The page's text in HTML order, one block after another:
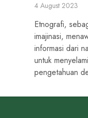
4 August 2023
Etnografi,
imajinasi,
informasi dari
untuk
pengetahuan